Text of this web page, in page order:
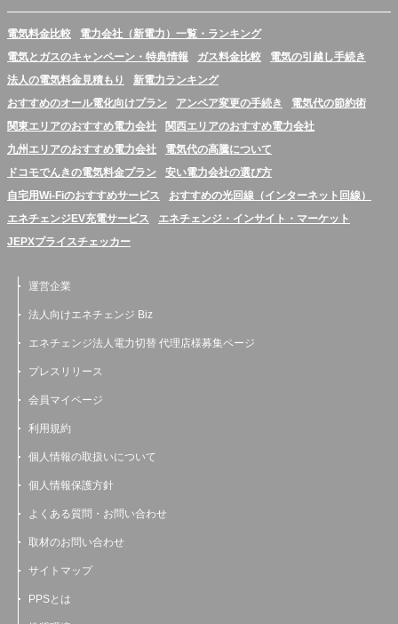
電気料金比較
電力会社（新電力）一覧・ランキング
電気とガスのキャンペーン・特典情報
ガス料金比較
電気の引越し手続き
法人の電気料金見積もり
新電力ランキング
おすすめのオール電化向けプラン
アンペア変更の手続き
電気代の節約術
関東エリアのおすすめ電力会社
関西エリアのおすすめ電力会社
九州エリアのおすすめ電力会社
電気代の高騰について
ドコモでんきの電気料金プラン
安い電力会社の選び方
自宅用Wi-Fiのおすすめサービス
おすすめの光回線（インターネット回線）
エネチェンジEV充電サービス
エネチェンジ・インサイト・マーケット
JEPXプライスチェッカー
運営企業
法人向けエネチェンジ Biz
エネチェンジ法人電力切替 代理店様募集ページ
プレスリリース
会員マイページ
利用規約
個人情報の取扱いについて
個人情報保護方針
よくある質問・お問い合わせ
取材のお問い合わせ
サイトマップ
PPSとは